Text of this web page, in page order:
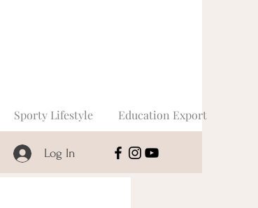
Log In
Sporty Lifestyle Education Export